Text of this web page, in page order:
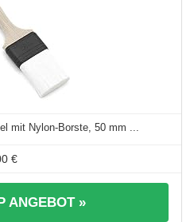
mit Nylon-Borste, 50 mm ...
€
ANGEBOT »